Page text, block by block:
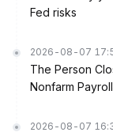
Fed risks
2026-08-07
The Person
Nonfarm
2026-08-07